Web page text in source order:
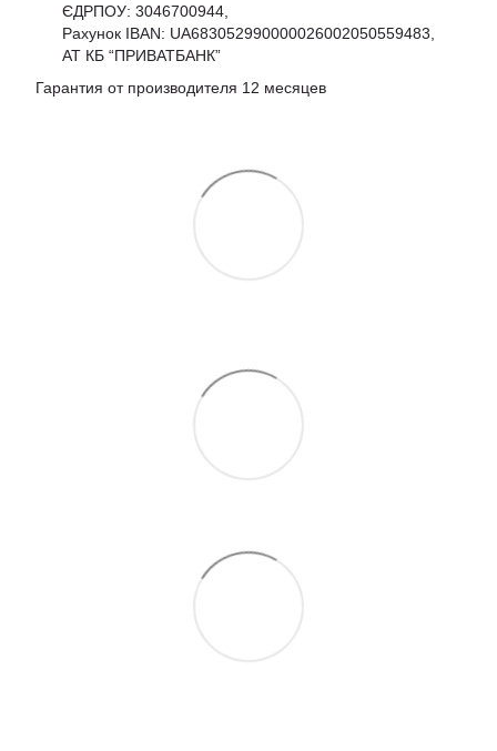
ЄДРПОУ: 3046700944,
Рахунок IBAN: UA683052990000026002050559483,
АТ КБ “ПРИВАТБАНК”
Гарантия от производителя 12 месяцев